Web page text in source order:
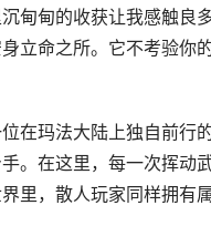
甸甸的收获让我感触良
立命之所。它不考验你
在玛法大陆上独自前行
。在这里，每一次挥动
里，散人玩家同样拥有